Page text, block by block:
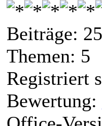
Beiträge:
Themen: 5
Registriert
Bewertung: